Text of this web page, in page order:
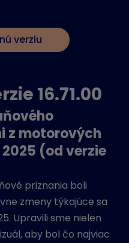
verziu
16.71.00
z motorových
(od verzie
priznania boli
zmeny týkajúce sa
Upravili sme nielen
aby bol čo najviac